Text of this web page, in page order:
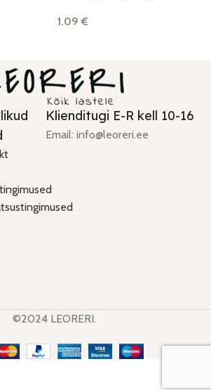
1.09€
Klienditugi E-R kell 10-16
Email: info@leoreri.ee
©2024 LEORERI.